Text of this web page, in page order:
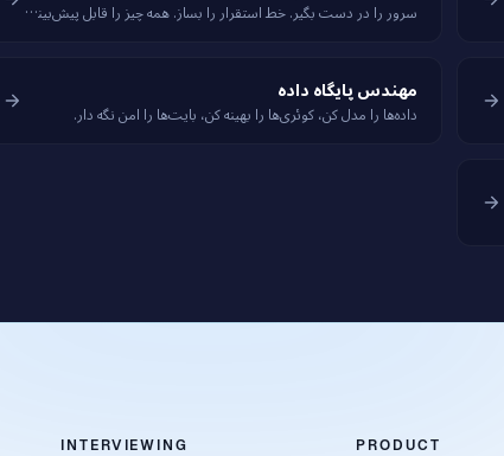
سرور را در دست بگیر. خط استقرار را بساز. همه چیز را قابل پیش‌بینی نگه دار.
مهندس پایگاه داده
داده‌ها را مدل کن، کوئری‌ها را بهینه کن، بایت‌ها را امن نگه دار.
PRODUCT
INTERVIEWING